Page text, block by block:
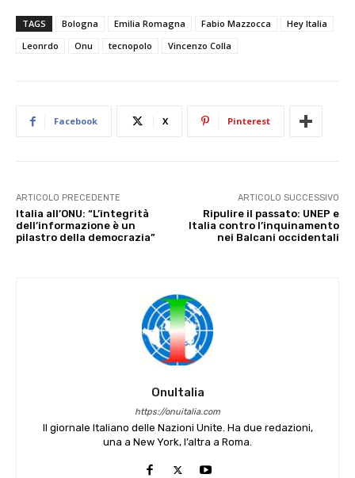
TAGS Bologna Emilia Romagna Fabio Mazzocca
Hey Italia
Leonrdo
Onu tecnopolo Vincenzo Colla
Facebook X Pinterest
ARTICOLO PRECEDENTE
Italia all’ONU: “L’integrità
dell’informazione è un
pilastro della democrazia”
ARTICOLO SUCCESSIVO
Ripulire il passato: UNEP e
Italia contro l’inquinamento
nei Balcani occidentali
OnuItalia
https://onuitalia.com
Il giornale Italiano delle Nazioni Unite. Ha due redazioni,
una a New York, l’altra a Roma.